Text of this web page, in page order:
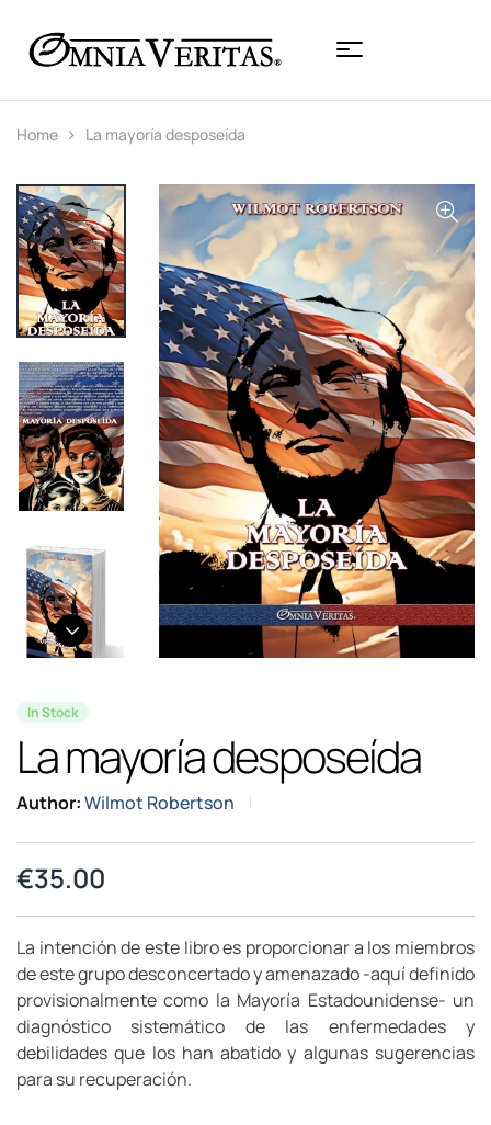
Home La mayoría desposeída
In Stock
La mayoría desposeída
Author:Wilmot Robertson
€35.00
La intención de este libro es proporcionar a los miembros
de este grupo desconcertado y amenazado -aquí definido
provisionalmente como la Mayoría Estadounidense- un
diagnóstico sistemático de las enfermedades y
debilidades que los han abatido y algunas sugerencias
para su recuperación.